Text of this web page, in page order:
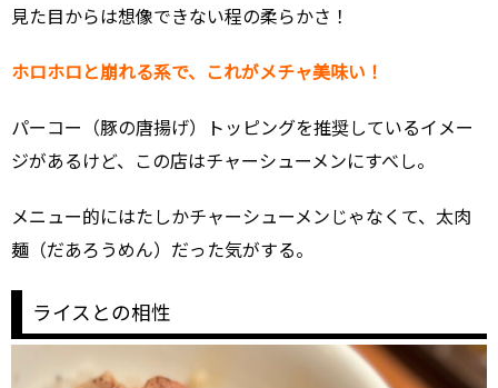
見た目からは想像できない程の柔らかさ！
ホロホロと崩れる系で、これがメチャ美味い！
パーコー（豚の唐揚げ）トッピングを推奨しているイメー
ジがあるけど、この店はチャーシューメンにすべし。
メニュー的にはたしかチャーシューメンじゃなくて、太肉
麺（だあろうめん）だった気がする。
ライスとの相性